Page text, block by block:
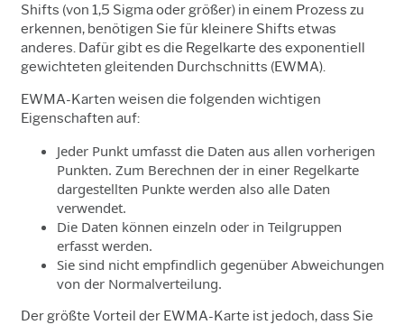
Shifts (von 1,5 Sigma oder größer) in einem Prozess zu
erkennen, benötigen Sie für kleinere Shifts etwas
anderes. Dafür gibt es die Regelkarte des exponentiell
gewichteten gleitenden Durchschnitts (EWMA).
EWMA-Karten weisen die folgenden wichtigen
Eigenschaften auf:
Jeder Punkt umfasst die Daten aus allen vorherigen
Punkten. Zum Berechnen der in einer Regelkarte
dargestellten Punkte werden also alle Daten
verwendet.
Die Daten können einzeln oder in Teilgruppen
erfasst werden.
Sie sind nicht empfindlich gegenüber Abweichungen
von der Normalverteilung.
Der größte Vorteil der EWMA-Karte ist jedoch, dass Sie